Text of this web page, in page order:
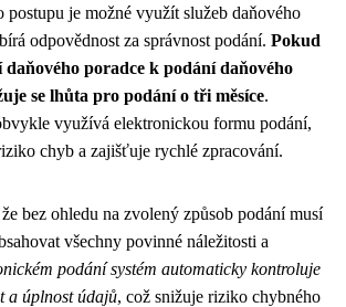
postupu je možné využít služeb daňového
odpovědnost za správnost podání. Pokud
poradce k podání daňového
se lhůta pro podání o tři měsíce.
využívá elektronickou formu podání,
chyb a zajišťuje rychlé zpracování.
bez ohledu na zvolený způsob podání musí
všechny povinné náležitosti a
podání systém automaticky kontroluje
a úplnost údajů, což snižuje riziko chybného